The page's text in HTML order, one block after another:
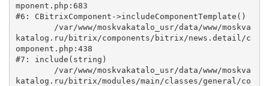
mponent.php:683
#6: CBitrixComponent->includeComponentTemplate()
katalog.ru/bitrix/components/bitrix/news.detail/c
omponent.php:438
#7: include(string)
katalog.ru/bitrix/modules/main/classes/general/co